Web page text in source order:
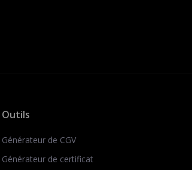
Outils
Générateur de CGV
Générateur de certificat